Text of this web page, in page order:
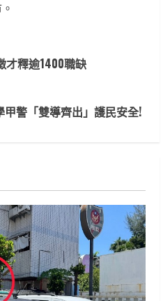
才釋逾1400職缺
甲警「雙導齊出」護民安全!